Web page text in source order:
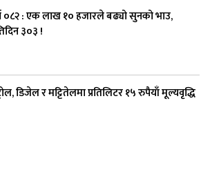
०८२ : एक लाख १० हजारले बढ्यो सुनको भाउ,
३०३ !
डिजेल र मट्टितेलमा प्रतिलिटर १५ रुपैयाँ मूल्यवृद्धि